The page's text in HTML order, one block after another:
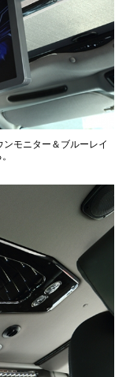
モニター＆ブルーレイ